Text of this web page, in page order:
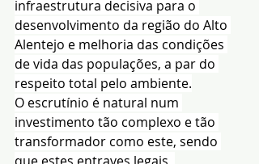
infraestrutura decisiva para o
desenvolvimento da região do Alto
Alentejo e melhoria das condições
de vida das populações, a par do
respeito total pelo ambiente.
O escrutínio é natural num
investimento tão complexo e tão
transformador como este, sendo